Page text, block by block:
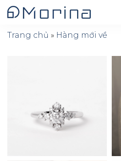
Trang chủ » Hàng mới về